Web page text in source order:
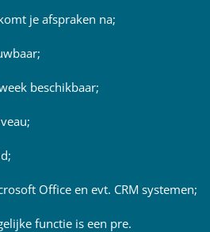
je afspraken na;
beschikbaar;
Office en evt. CRM systemen;
functie is een pre.